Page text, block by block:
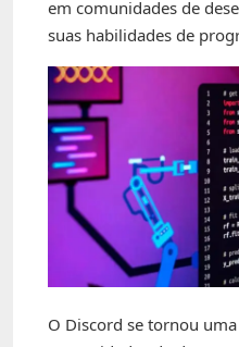
Ofertas e Cupons
Receitas
Shitpost
Tecnologia
Investimentos
em comunidades de
suas habilidades de
O Discord se tornou